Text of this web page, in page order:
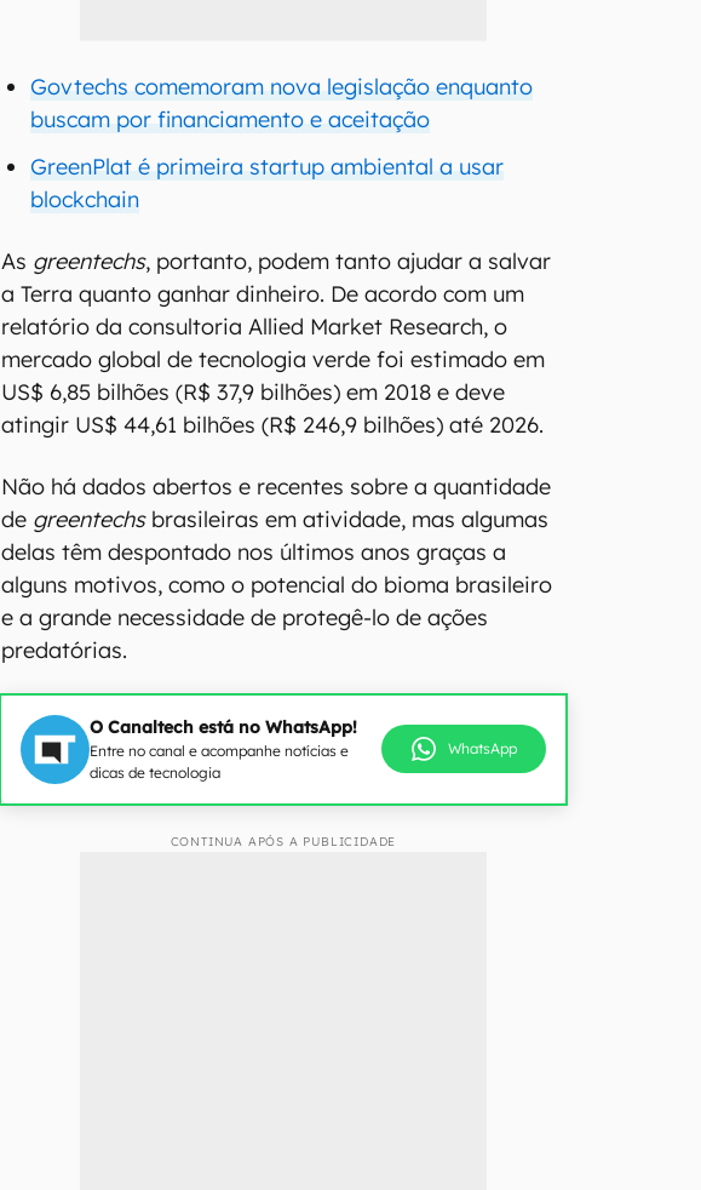
Govtechs comemoram nova legislação enquanto
buscam por financiamento e aceitação
GreenPlat é primeira startup ambiental a usar
blockchain
As greentechs, portanto, podem tanto ajudar a salvar
a Terra quanto ganhar dinheiro. De acordo com um
relatório da consultoria Allied Market Research, o
mercado global de tecnologia verde foi estimado em
US$ 6,85 bilhões (R$ 37,9 bilhões) em 2018 e deve
atingir US$ 44,61 bilhões (R$ 246,9 bilhões) até 2026.
Não há dados abertos e recentes sobre a quantidade
de greentechsbrasileiras em atividade, mas algumas
delas têm despontado nos últimos anos graças a
alguns motivos, como o potencial do bioma brasileiro
e a grande necessidade de protegê-lo de ações
predatórias.
O Canaltech está no WhatsApp!
Entre no canal e acompanhe notícias e
dicas de tecnologia
WhatsApp
CONTINUA APÓS A PUBLICIDADE